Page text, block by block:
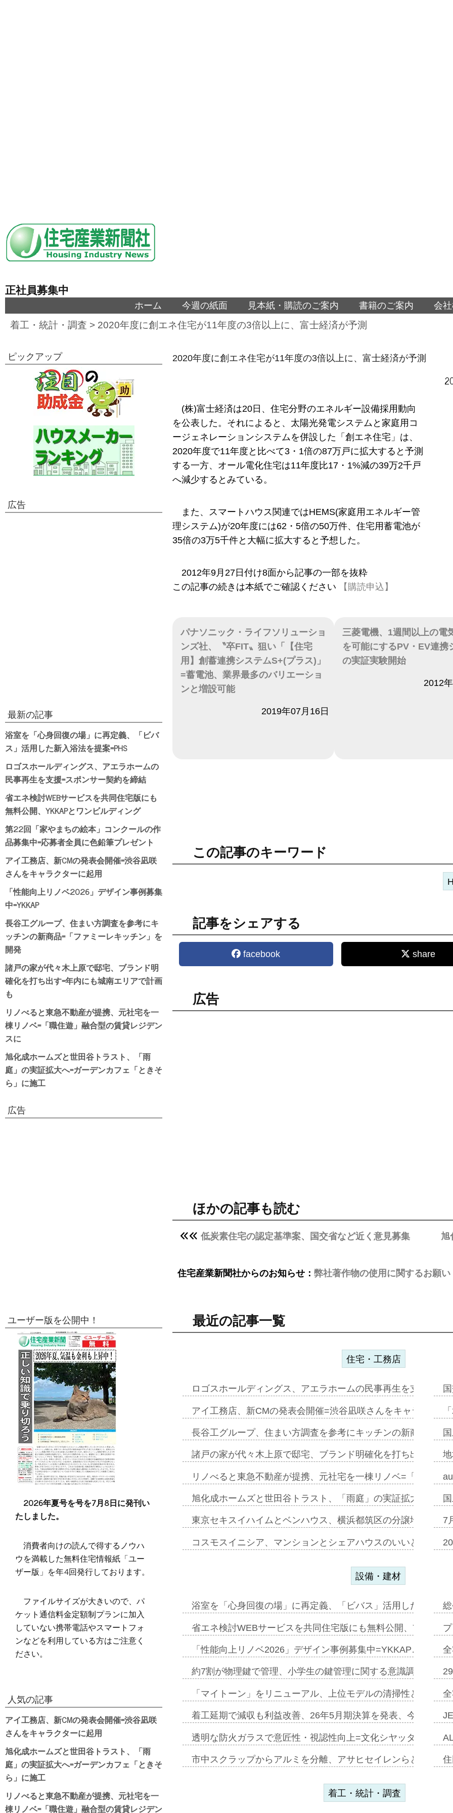
正社員募集中
ホーム 今週の紙面 見本紙・購読のご案内 書籍のご案内 会
着工・統計・調査 > 2020年度に創エネ住宅が11年度の3倍以上に、富士経済が予測
2020年度に創エネ住宅が11年度の3倍以上に、富士経済が予測
(株)富士経済は20日、住宅分野のエネルギー設備採用動向
を公表した。それによると、太陽光発電システムと家庭用コ
ージェネレーションシステムを併設した「創エネ住宅」は、
2020年度で11年度と比べて3・1倍の87万戸に拡大すると予測
する一方、オール電化住宅は11年度比17・1%減の39万2千戸
へ減少するとみている。
また、スマートハウス関連ではHEMS(家庭用エネルギー管
理システム)が20年度には62・5倍の50万件、住宅用蓄電池が
35倍の3万5千件と大幅に拡大すると予想した。
2012年9月27日付け8面から記事の一部を抜粋
この記事の続きは本紙でご確認ください
【購読申込】
パナソニック・ライフソリューショ
ンズ社、〝卒FIT〟狙い「【住宅
用】創蓄連携システムS+(プラス)」
=蓄電池、業界最多のバリエーショ
ンと増設可能
2019年07月16日
三菱電機、1週間以上の電
を可能にするPV・EV連携
の実証実験開始
2012
この記事のキーワード
記事をシェアする
facebook share
広告
ほかの記事も読む
低炭素住宅の認定基準案、国交省など近く意見募集 旭
住宅産業新聞社からのお知らせ： 弊社著作物の使用に関するお願い
最近の記事一覧
住宅・工務店
ロゴスホールディングス、アエラホームの民事再生を支援=ス
アイ工務店、新CMの発表会開催=渋谷凪咲さんをキャラクタ
長谷工グループ、住まい方調査を参考にキッチンの新商品=「
諸戸の家が代々木上原で邸宅、ブランド明確化を打ち出す=年
リノべると東急不動産が提携、元社宅を一棟リノベ=「職住遊
旭化成ホームズと世田谷トラスト、「雨庭」の実証拡大へ=ガ
東京セキスイハイムとベンハウス、横浜都筑区の分譲地開発で
コスモスイニシア、マンションとシェアハウスのいいとこどり
7
設備・建材
浴室を「心身回復の場」に再定義、「ビバス」活用した新入浴
省エネ検討WEBサービスを共同住宅版にも無料公開、YKKAP
「性能向上リノベ2026」デザイン事例募集中=YKKAP…
約7割が物理鍵で管理、小学生の鍵管理に関する意識調査
「マイトーン」をリニューアル、上位モデルの清掃性と安全
着工延期で減収も利益改善、26年5月期決算を発表、今期は増
透明な防火ガラスで意匠性・視認性向上=文化シヤッター…
市中スクラップからアルミを分離、アサヒセイレンらと協働開
着工・統計・調査
ピックアップ
広告
最新の記事
浴室を「心身回復の場」に再定義、「ビバ
ス」活用した新入浴法を提案=PHS
ロゴスホールディングス、アエラホームの
民事再生を支援=スポンサー契約を締結
省エネ検討WEBサービスを共同住宅版にも
無料公開、YKKAPとワンビルディング
第22回「家やまちの絵本」コンクールの作
品募集中=応募者全員に色鉛筆プレゼント
アイ工務店、新CMの発表会開催=渋谷凪咲
さんをキャラクターに起用
「性能向上リノベ2026」デザイン事例募集
中=YKKAP
長谷工グループ、住まい方調査を参考にキ
ッチンの新商品=「ファミーレキッチン」を
開発
諸戸の家が代々木上原で邸宅、ブランド明
確化を打ち出す=年内にも城南エリアで計画
も
リノべると東急不動産が提携、元社宅を一
棟リノベ=「職住遊」融合型の賃貸レジデン
スに
旭化成ホームズと世田谷トラスト、「雨
庭」の実証拡大へ=ガーデンカフェ「ときそ
ら」に施工
広告
ユーザー版を公開中！
2026年夏号を号を7月8日に発刊い
たしました。
消費者向けの読んで得するノウハ
ウを満載した無料住宅情報紙「ユー
ザー版」を年4回発行しております。
ファイルサイズが大きいので、パ
ケット通信料金定額制プランに加入
していない携帯電話やスマートフォ
ンなどを利用している方はご注意く
ださい。
人気の記事
アイ工務店、新CMの発表会開催=渋谷凪咲
さんをキャラクターに起用
旭化成ホームズと世田谷トラスト、「雨
庭」の実証拡大へ=ガーデンカフェ「ときそ
ら」に施工
リノべると東急不動産が提携、元社宅を一
棟リノベ=「職住遊」融合型の賃貸レジデン